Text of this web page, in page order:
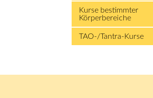
Kurse bestimmter
Körperbereiche
TAO-/Tantra-Kurse